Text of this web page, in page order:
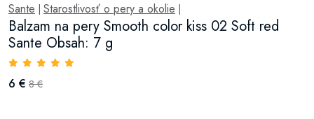
Sante Starostlivosť o pery a okolie
Balzam na pery Smooth color kiss 02 Soft red
Sante Obsah: 7 g
6 € 8 €